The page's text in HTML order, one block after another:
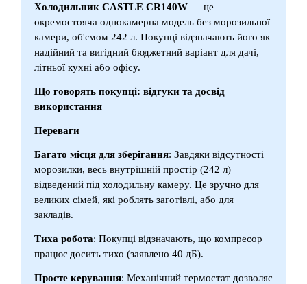
Холодильник CASTLE CR140W — це
окремостояча однокамерна модель без морозильної
камери, об'ємом 242 л. Покупці відзначають його як
надійний та вигідний бюджетний варіант для дачі,
літньої кухні або офісу.
Що говорять покупці: відгуки та досвід
використання
Переваги
Багато місця для зберігання: Завдяки відсутності
морозилки, весь внутрішній простір (242 л)
відведений під холодильну камеру. Це зручно для
великих сімей, які роблять заготівлі, або для
закладів.
Тиха робота: Покупці відзначають, що компресор
працює досить тихо (заявлено 40 дБ).
Просте керування: Механічний термостат дозволяє